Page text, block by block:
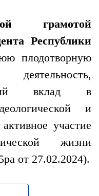
грамотой
Республики
плодотворную
деятельность,
вклад в
и
участие
жизни
от 27.02.2024).